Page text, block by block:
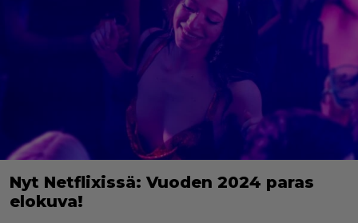
Nyt Netflixissä: Vuoden 2024 paras
elokuva!